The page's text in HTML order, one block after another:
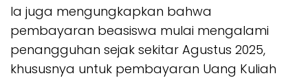
Ia juga mengungkapkan bahwa
pembayaran beasiswa mulai mengalami
penangguhan sejak sekitar Agustus 2025,
khususnya untuk pembayaran Uang Kuliah